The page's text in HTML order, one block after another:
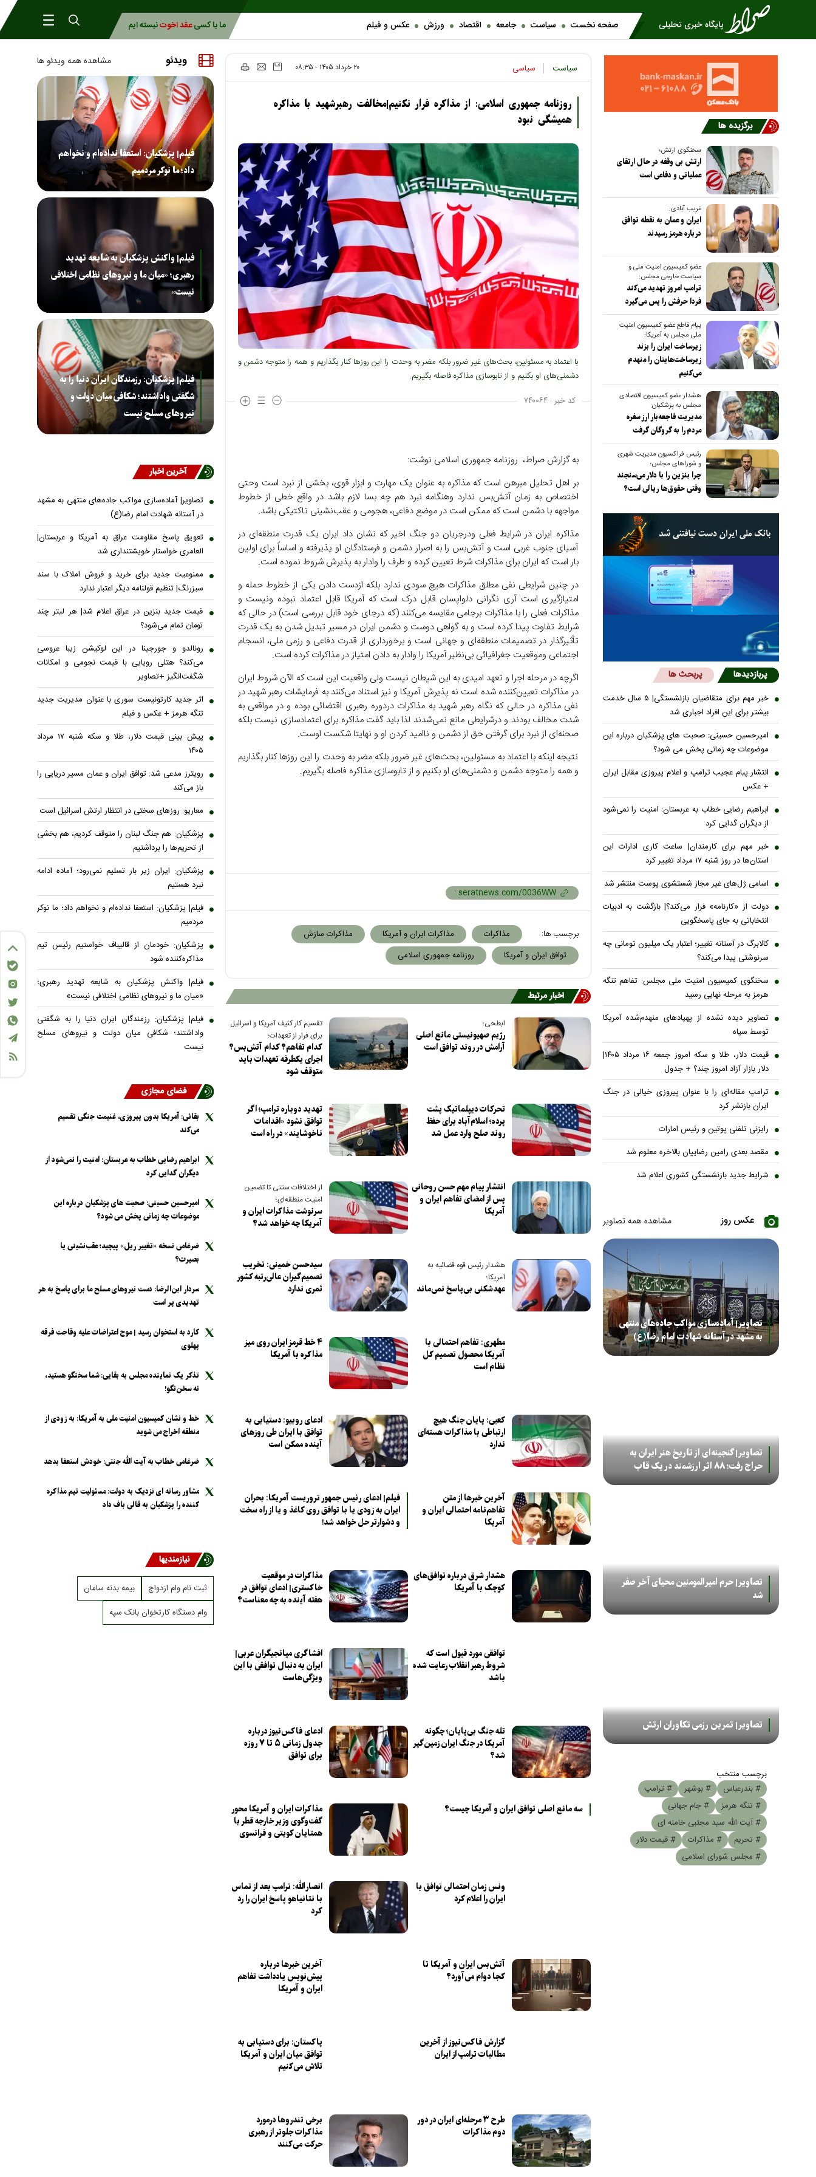
صفحه نخست سیاست جامعه اقتصاد ورزش عکس و فیلم ما با کسیعقد اخوتنبسته ایم
سیاست سیاسی ۲۰ خرداد ۱۴۰۵ - ۰۸:۳۵
روزنامه جمهوری اسلامی: از مذاکره فرار نکنیم|مخالفت رهبرشهید با مذاکره
همیشگی نبود
با اعتماد به مسئولین، بحث‌های غیر ضرور بلکه مضر به وحدت را این روزها کنار بگذاریم و همه را متوجه دشمن و
دشمنی‌های او بکنیم و از تابوسازی مذاکره فاصله بگیریم.
کد خبر :۷۴۰۰۶۴
به گزارش صراط، روزنامه جمهوری اسلامی نوشت:
بر اهل تحلیل مبرهن است که مذاکره به عنوان یک مهارت و ابزار قوی، بخشی از نبرد است وحتی
اختصاص به زمان آتش‌بس ندارد وهنگامه نبرد هم چه بسا لازم باشد در واقع خطی از خطوط
مواجهه با دشمن است که ممکن است در موضع دفاعی، هجومی و عقب‌نشینی تاکتیکی باشد.
مذاکره ایران در شرایط فعلی ودرجریان دو جنگ اخیر که نشان داد ایران یک قدرت منطقه‌ای در
آسیای جنوب غربی است و آتش‌بس را به اصرار دشمن و فرستادگان او پذیرفته و اساساً برای اولین
بار است که ایران برای مذاکرات شرط تعیین کرده و طرف را وادار به پذیرش شروط نموده است.
در چنین شرایطی نفی مطلق مذاکرات هیچ سودی ندارد بلکه ازدست دادن یکی از خطوط حمله و
امتیازگیری است آری نگرانی دلواپسان قابل درک است که آمریکا قابل اعتماد نبوده ونیست و
مذاکرات فعلی را با مذاکرات برجامی مقایسه می‌کنند (که درجای خود قابل بررسی است) در حالی که
شرایط تفاوت پیدا کرده است و به گواهی دوست و دشمن ایران در مسیر تبدیل شدن به یک قدرت
تأثیرگذار در تصمیمات منطقه‌ای و جهانی است و برخورداری از قدرت دفاعی و رزمی ملی، انسجام
اجتماعی وموقعیت جغرافیائی بی‌نظیر آمریکا را وادار به دادن امتیاز در مذاکرات کرده است.
اگرچه در مرحله اجرا و تعهد امیدی به این شیطان نیست ولی واقعیت این است که الآن شروط ایران
در مذاکرات تعیین‌کننده شده است نه پذیرش آمریکا و نیز استناد می‌کنند به فرمایشات رهبر شهید در
نفی مذاکره در حالی که نگاه رهبر شهید به مذاکرات دردوره رهبری اقتضائی بوده و در مواقعی به
شدت مخالف بودند و درشرایطی مانع نمی‌شدند لذا باید گفت مذاکره برای اعتمادسازی نیست بلکه
صحنه‌ای از نبرد برای گرفتن حق از دشمن و ناامید کردن او و نهایتا شکست اوست.
نتیجه اینکه با اعتماد به مسئولین، بحث‌های غیر ضرور بلکه مضر به وحدت را این روز‌ها کنار بگذاریم
و همه را متوجه دشمن و دشمنی‌های او بکنیم و از تابوسازی مذاکره فاصله بگیریم.
برچسب ها: مذاکرات مذاکرات ایران و آمریکا
مذاکرات سازش
توافق ایران و آمریکا
روزنامه جمهوری اسلامی
اخبار مرتبط
ابطحی؛
رژیم صهیونیستی مانع اصلی
آرامش در روند توافق است
تقسیم کار کثیف آمریکا و اسرائیل
برای فرار از تعهدات؛
کدام تفاهم؟ کدام آتش‌بس؟
اجرای یکطرفه تعهدات باید
متوقف شود
تحرکات دیپلماتیک پشت
پرده؛ اسلام‌آباد برای حفظ
روند صلح وارد عمل شد
تهدید دوباره ترامپ؛ اگر
توافق نشود «اقدامات
ناخوشایند» در راه است
انتشار پیام مهم حسن روحانی
پس از امضای تفاهم ایران و
آمریکا
از اختلافات سنتی تا تضمین
امنیت منطقه‌ای؛
سرنوشت مذاکرات ایران و
آمریکا چه خواهد شد؟
هشدار رئیس قوه قضائیه به
آمریکا؛
عهدشکنی بی‌پاسخ نمی‌ماند
سیدحسن خمینی: تخریب
تصمیم‌گیران عالی‌رتبه کشور
ثمری ندارد
مطهری: تفاهم احتمالی با
آمریکا محصول تصمیم کل
نظام است
۴ خط قرمز ایران روی میز
مذاکره با آمریکا
کعبی: پایان جنگ هیچ
ارتباطی با مذاکرات هسته‌ای
ندارد
ادعای روبیو: دستیابی به
توافق با ایران طی روز‌های
آینده ممکن است
آخرین خبر‌ها از متن
تفاهم‌نامه احتمالی ایران و
آمریکا
فیلم| ادعای رئیس جمهور تروریست آمریکا: بحران
ایران به زودی یا با توافق روی کاغذ و یا از راه سخت
و دشوارتر حل خواهد شد!
هشدار شرق درباره توافق‌های
کوچک با آمریکا
مذاکرات در موقعیت
خاکستری| ادعای توافق در
هفته آینده به چه معناست؟
توافقی مورد قبول است که
شروط رهبر انقلاب رعایت شده
باشد
افشاگری میانجیگران عربی|
ایران به دنبال توافقی با این
ویژگی‌هاست
تله جنگ بی‌پایان؛ چگونه
آمریکا در جنگ ایران زمین‌گیر
شد؟
ادعای فاکس‌نیوز درباره
جدول زمانی ۵ تا ۷ روزه
برای توافق
سه مانع اصلی توافق ایران و آمریکا چیست؟
مذاکرات ایران و آمریکا محور
گفت‌وگوی وزیر خارجه قطر با
همتایان کویتی و فرانسوی
ونس زمان احتمالی توافق با
ایران را اعلام کرد
انصارالله: ترامپ بعد از تماس
با نتانیاهو پاسخ ایران را رد
کرد
آتش‌بس ایران و آمریکا تا
کجا دوام می‌آورد؟
آخرین خبر‌ها درباره
پیش‌نویس یادداشت تفاهم
ایران و آمریکا
گزارش فاکس‌نیوز از آخرین
مطالبات ترامپ از ایران
پاکستان: برای دستیابی به
توافق میان ایران و آمریکا
تلاش می‌کنیم
طرح ۳ مرحله‌ای ایران در دور
دوم مذاکرات
برخی تندرو‌ها درمورد
مذاکرات جلوتر از رهبری
حرکت می‌کنند
برگزیده ها
سخنگوی ارتش؛
ارتش بی وقفه در حال ارتقای
عملیاتی و دفاعی است
غریب آبادی:
ایران و عمان به نقطه توافق
درباره هرمز رسیدند
عضو کمیسیون امنیت ملی و
سیاست خارجی مجلس:
ترامپ امروز تهدید می‌کند
فردا حرفش را پس می‌گیرد
پیام قاطع عضو کمیسیون امنیت
ملی مجلس به آمریکا:
زیرساخت ایران را بزند
زیرساخت‌هایتان را منهدم
می‌کنیم
هشدار عضو کمیسیون اقتصادی
مجلس به پزشکیان:
مدیریت فاجعه‌بار ارز سفره
مردم را به گروگان گرفت
رئیس فراکسیون مدیریت شهری
و شوراهای مجلس؛
چرا بنزین را با دلار می‌سنجند
وقتی حقوق‌ها ریالی است؟
پربازدیدها پربحث ها
خبر مهم برای متقاضیان بازنشستگی| ۵ سال خدمت
بیشتر برای این افراد اجباری شد
امیرحسین حسینی: صحبت های پزشکیان درباره این
موضوعات چه زمانی پخش می شود؟
انتشار پیام عجیب ترامپ و اعلام پیروزی مقابل ایران
+ عکس
ابراهیم رضایی خطاب به عربستان: امنیت را نمی‌شود
از دیگران گدایی کرد
خبر مهم برای کارمندان| ساعت کاری ادارات این
استان‌ها در روز شنبه ۱۷ مرداد تغییر کرد
اسامی ژل‌های غیر مجاز شستشوی پوست منتشر شد
دولت از «کارنامه» فرار می‌کند؟| بازگشت به ادبیات
انتخاباتی به جای پاسخگویی
کالابرگ در آستانه تغییر؛ اعتبار یک میلیون تومانی چه
سرنوشتی پیدا می‌کند؟
سخنگوی کمیسیون امنیت ملی مجلس: تفاهم تنگه
هرمز به مرحله نهایی رسید
تصاویر دیده نشده از پهپادهای منهدم‌شده آمریکا
توسط سپاه
قیمت دلار، طلا و سکه امروز جمعه ۱۶ مرداد ۱۴۰۵|
دلار بازار آزاد امروز چند؟ + جدول
ترامپ مقاله‌ای را با عنوان پیروزی خیالی در جنگ
ایران بازنشر کرد
رایزنی تلفنی پوتین و رئیس امارات
مقصد بعدی رامین رضاییان بالاخره معلوم شد
شرایط جدید بازنشستگی کشوری اعلام شد
عکس روز مشاهده همه تصاویر
تصاویر| آماده‌سازی مواکب جاده‌های منتهی
به مشهد در آستانه شهادت امام رضا(ع)
تصاویر| گنجینه‌ای از تاریخ هنر ایران به
حراج رفت؛ ۸۸ اثر ارزشمند در یک قاب
تصاویر| حرم امیرالمومنین محیای آخر صفر
شد
تصاویر| تمرین رزمی تکاوران ارتش
برچسب منتخب
# بندرعباس
# بوشهر
# ترامپ
# تنگه هرمز
# جام جهانی
# آیت الله سید مجتبی خامنه ای
# تحریم
# مذاکرات
# قیمت دلار
# مجلس شورای اسلامی
ویدئو مشاهده همه ویدئو ها
فیلم| پزشکیان: استعفا نداده‌ام و نخواهم
داد؛ ما نوکر مردمیم
فیلم| واکنش پزشکیان به شایعه تهدید
رهبری؛ «میان ما و نیروهای نظامی اختلافی
نیست»
فیلم| پزشکیان: رزمندگان ایران دنیا را به
شگفتی واداشتند؛ شکافی میان دولت و
نیروهای مسلح نیست
آخرین اخبار
تصاویر| آماده‌سازی مواکب جاده‌های منتهی به مشهد
در آستانه شهادت امام رضا(ع)
تعویق پاسخ مقاومت عراق به آمریکا و عربستان|
العامری خواستار خویشتنداری شد
ممنوعیت جدید برای خرید و فروش املاک با سند
سبزرنگ| تنظیم قولنامه دیگر اعتبار ندارد
قیمت جدید بنزین در عراق اعلام شد| هر لیتر چند
تومان تمام می‌شود؟
رونالدو و جورجینا در این لوکیشن زیبا عروسی
می‌کند؟ هتلی رویایی با قیمت نجومی و امکانات
شگفت‌انگیز +تصاویر
اثر جدید کارتونیست سوری با عنوان مدیریت جدید
تنگه هرمز + عکس و فیلم
پیش بینی قیمت دلار، طلا و سکه شنبه ۱۷ مرداد
۱۴۰۵
رویترز مدعی شد: توافق ایران و عمان مسیر دریایی را
باز می‌کند
معاریو: روزهای سختی در انتظار ارتش اسرائیل است
پزشکیان: هم جنگ لبنان را متوقف کردیم، هم بخشی
از تحریم‌ها را برداشتیم
پزشکیان: ایران زیر بار تسلیم نمی‌رود؛ آماده ادامه
نبرد هستیم
فیلم| پزشکیان: استعفا نداده‌ام و نخواهم داد؛ ما نوکر
مردمیم
پزشکیان: خودمان از قالیباف خواستیم رئیس تیم
مذاکره‌کننده شود
فیلم| واکنش پزشکیان به شایعه تهدید رهبری؛
«میان ما و نیروهای نظامی اختلافی نیست»
فیلم| پزشکیان: رزمندگان ایران دنیا را به شگفتی
واداشتند؛ شکافی میان دولت و نیروهای مسلح
نیست
فضای مجازی
بقائی: آمریکا بدون پیروزی، غنیمت جنگی تقسیم
می‌کند
ابراهیم رضایی خطاب به عربستان: امنیت را نمی‌شود از
دیگران گدایی کرد
امیرحسین حسینی: صحبت های پزشکیان درباره این
موضوعات چه زمانی پخش می شود؟
ضرغامی نسخه «تغییر ریل» پیچید؛ عقب‌نشینی یا
بصیرت؟
سردار ابن‌الرضا: دست نیرو‌های مسلح ما برای پاسخ به هر
تهدیدی پر است
کارد به استخوان رسید | موج اعتراضات علیه وقاحت فرقه
پهلوی
تذکر یک نماینده مجلس به بقایی: شما سخنگو هستید،
نه سخن‌نگو!
خط و نشان کمیسیون امنیت ملی به آمریکا: به زودی از
منطقه اخراج می شوید
ضرغامی خطاب به آیت الله جنتی: خودش استعفا بدهد
مشاور رسانه ای نزدیک به دولت: مسئولیت تیم مذاکره
کننده را پزشکیان به قالی باف داد
نیازمندیها
ثبت نام وام ازدواج
بیمه بدنه سامان
وام دستگاه کارتخوان بانک سپه